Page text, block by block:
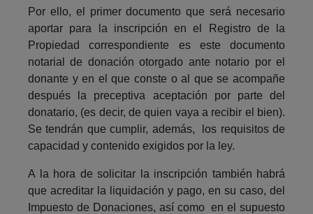
Por ello, el primer documento que será necesario
aportar para la inscripción en el Registro de la
Propiedad correspondiente es este documento
notarial de donación otorgado ante notario por el
donante y en el que conste o al que se acompañe
después la preceptiva aceptación por parte del
donatario, (es decir, de quien vaya a recibir el bien).
Se tendrán que cumplir, además, los requisitos de
capacidad y contenido exigidos por la ley.
A la hora de solicitar la inscripción también habrá
que acreditar la liquidación y pago, en su caso, del
Impuesto de Donaciones, así como en el supuesto